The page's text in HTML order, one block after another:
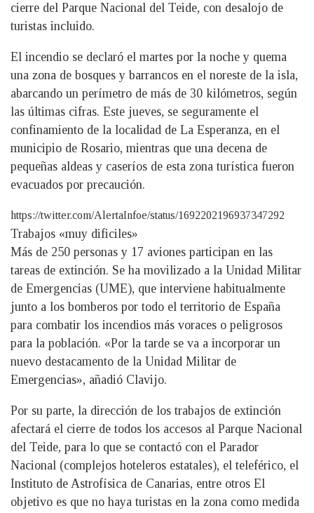
cierre del Parque Nacional del Teide, con desalojo de
turistas incluido.
El incendio se declaró el martes por la noche y quema
una zona de bosques y barrancos en el noreste de la isla,
abarcando un perímetro de más de 30 kilómetros, según
las últimas cifras. Este jueves, se seguramente el
confinamiento de la localidad de La Esperanza, en el
municipio de Rosario, mientras que una decena de
pequeñas aldeas y caseríos de esta zona turística fueron
evacuados por precaución.
https://twitter.com/AlertaInfoe/status/1692202196937347292
Trabajos «muy dificiles»
Más de 250 personas y 17 aviones participan en las
tareas de extinción. Se ha movilizado a la Unidad Militar
de Emergencias (UME), que interviene habitualmente
junto a los bomberos por todo el territorio de España
para combatir los incendios más voraces o peligrosos
para la población. «Por la tarde se va a incorporar un
nuevo destacamento de la Unidad Militar de
Emergencias», añadió Clavijo.
Por su parte, la dirección de los trabajos de extinción
afectará el cierre de todos los accesos al Parque Nacional
del Teide, para lo que se contactó con el Parador
Nacional (complejos hoteleros estatales), el teleférico, el
Instituto de Astrofísica de Canarias, entre otros El
objetivo es que no haya turistas en la zona como medida